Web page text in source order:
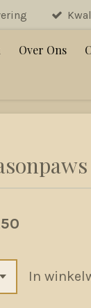
Over Ons
In